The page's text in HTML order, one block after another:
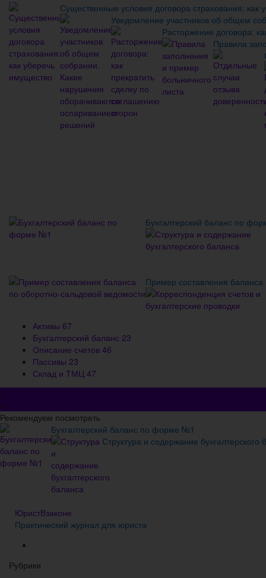
Существенные условия договора страхования: как
Уведомление участников об общем
Расторжение договора:
Правила
Бухгалтерский баланс по
Пример составления
Активы 67
Бухгалтерский баланс 23
Описание счетов 46
Пассивы 23
Склад и ТМЦ 47
×
Рекомендуем посмотреть
Бухгалтерский баланс по форме №1
Структура и содержание бухгалтерского
ЮристВзаконе
Практический журнал для юриста
Рубрики